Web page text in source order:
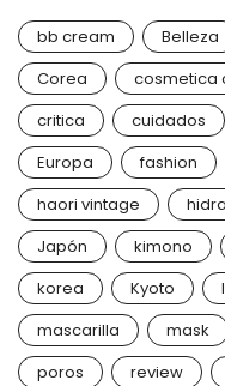
bb cream Belleza
Corea
cosmetica
critica
cuidados
Europa
fashion
haori vintage
Japón
kimono
korea
Kyoto
mascarilla
mask
poros
review